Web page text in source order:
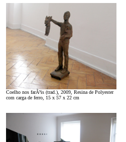
Coelho nos farÃ³is (trad.), 2009, Resina de Polyester
com carga de ferro, 15 x 57 x 22 cm